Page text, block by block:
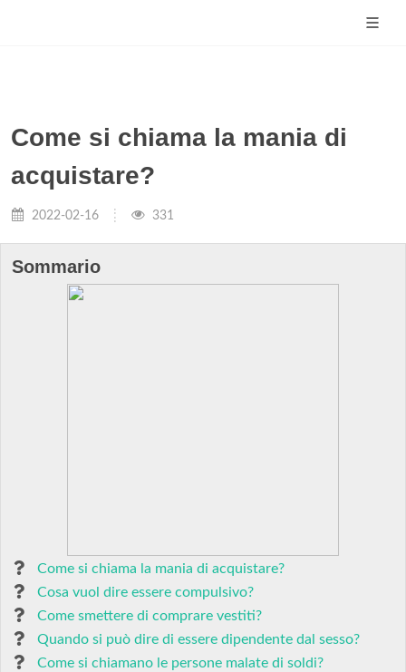
Come si chiama la mania di
acquistare?
2022-02-16 331
Sommario
Come si chiama la mania di acquistare?
Cosa vuol dire essere compulsivo?
Come smettere di comprare vestiti?
Quando si può dire di essere dipendente dal sesso?
Come si chiamano le persone malate di soldi?